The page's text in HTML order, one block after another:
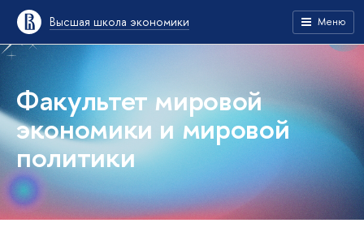
Высшая школа экономики Меню
Факультет мировой
экономики и мировой
политики